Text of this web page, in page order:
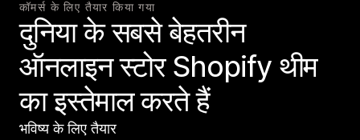
कॉमर्स के लिए तैयार किया गया
दुनिया के सबसे बेहतरीन
ऑनलाइन स्टोर Shopify थीम
का इस्तेमाल करते हैं
भविष्य के लिए तैयार